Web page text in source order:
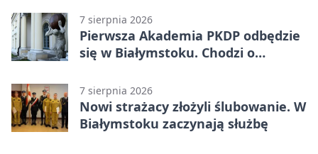
7 sierpnia 2026
Pierwsza Akademia PKDP odbędzie
się w Białymstoku. Chodzi o
7 sierpnia 2026
Nowi strażacy złożyli ślubowanie. W
Białymstoku zaczynają służbę